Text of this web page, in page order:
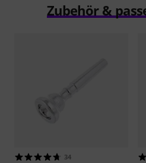
Zubehör &
34